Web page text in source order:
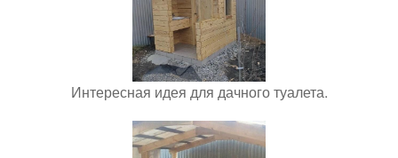
Интересная идея для дачного туалета.